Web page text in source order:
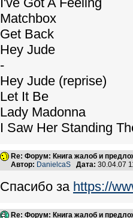
Matchbox
Get Back
Hey Jude
-
Hey Jude (reprise)
Let It Be
Lady Madonna
I Saw Her Standing
Re: Форум: Книга жалоб и
Автор: DanielcaS Дата: 30.04.07
Спасибо за https://
Re: Форум: Книга жалоб и